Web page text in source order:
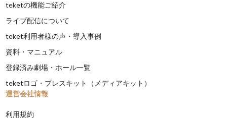
teketの機能ご紹介
ライブ配信について
teket利用者様の声・導入事例
資料・マニュアル
登録済み劇場・ホール一覧
teketロゴ・プレスキット（メディアキット）
運営会社情報
利用規約